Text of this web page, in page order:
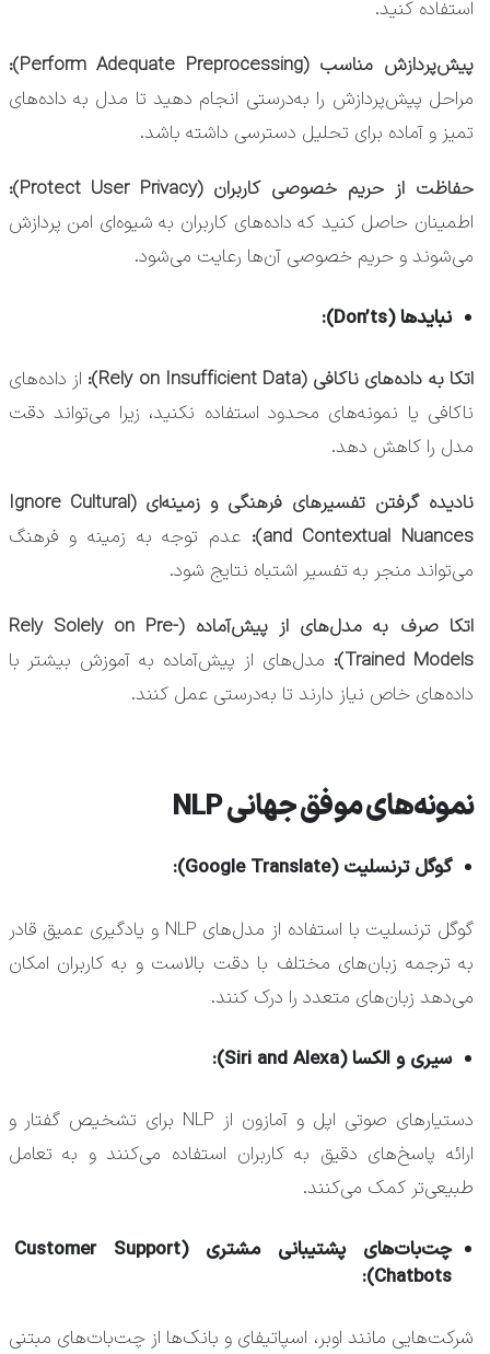
استفاده کنید.
پیش‌پردازش مناسب (Perform Adequate Preprocessing):
مراحل پیش‌پردازش را به‌درستی انجام دهید تا مدل به داده‌های
تمیز و آماده برای تحلیل دسترسی داشته باشد.
حفاظت از حریم خصوصی کاربران (Protect User Privacy):
اطمینان حاصل کنید که داده‌های کاربران به شیوه‌ای امن پردازش
می‌شوند و حریم خصوصی آن‌ها رعایت می‌شود.
نبایدها (Don’ts):
اتکا به داده‌های ناکافی (Rely on Insufficient Data):
از داده‌های
ناکافی یا نمونه‌های محدود استفاده نکنید، زیرا می‌تواند دقت
مدل را کاهش دهد.
نادیده گرفتن تفسیرهای فرهنگی و زمینه‌ای (Ignore Cultural
and Contextual Nuances): عدم توجه به زمینه و فرهنگ
می‌تواند منجر به تفسیر اشتباه نتایج شود.
اتکا صرف به مدل‌های از پیش‌آماده (Rely Solely on Pre-
Trained Models): مدل‌های از پیش‌آماده به آموزش بیشتر با
داده‌های خاص نیاز دارند تا به‌درستی عمل کنند.
نمونه‌های موفق جهانی NLP
گوگل ترنسلیت (Google Translate):
گوگل ترنسلیت با استفاده از مدل‌های NLP و یادگیری عمیق قادر
به ترجمه زبان‌های مختلف با دقت بالاست و به کاربران امکان
می‌دهد زبان‌های متعدد را درک کنند.
سیری و الکسا (Siri and Alexa):
دستیارهای صوتی اپل و آمازون از NLP برای تشخیص گفتار و
ارائه پاسخ‌های دقیق به کاربران استفاده می‌کنند و به تعامل
طبیعی‌تر کمک می‌کنند.
چت‌بات‌های پشتیبانی مشتری (Customer Support
Chatbots):
شرکت‌هایی مانند اوبر، اسپاتیفای و بانک‌ها از چت‌بات‌های مبتنی